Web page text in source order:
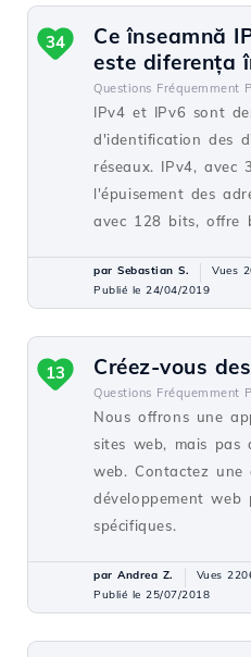
Ce înseamnă
este diferența
Questions Fréquemment
IPv4 et IPv6 sont
d'identification des
réseaux. IPv4, avec
l'épuisement des
avec 128 bits, offre
34
par Sebastian S. Vues
Publié le 24/04/2019
Créez-vous
Questions Fréquemment
Nous offrons une
sites web, mais pas
web. Contactez une
développement web
spécifiques.
13
par Andrea Z. Vues
Publié le 25/07/2018